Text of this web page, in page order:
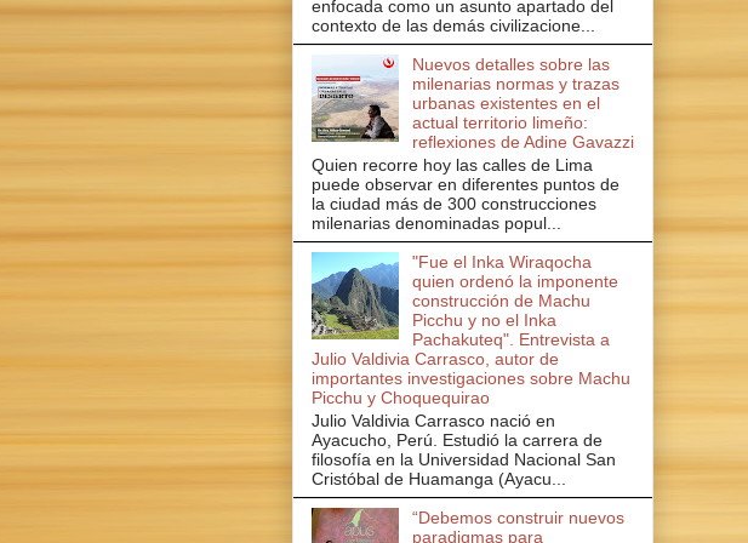
enfocada como un asunto apartado del
contexto de las demás civilizacione...
Nuevos detalles sobre las
milenarias normas y trazas
urbanas existentes en el
actual territorio limeño:
reflexiones de Adine Gavazzi
Quien recorre hoy las calles de Lima
puede observar en diferentes puntos de
la ciudad más de 300 construcciones
milenarias denominadas popul...
"Fue el Inka Wiraqocha
quien ordenó la imponente
construcción de Machu
Picchu y no el Inka
Pachakuteq". Entrevista a
Julio Valdivia Carrasco, autor de
importantes investigaciones sobre Machu
Picchu y Choquequirao
Julio Valdivia Carrasco nació en
Ayacucho, Perú. Estudió la carrera de
filosofía en la Universidad Nacional San
Cristóbal de Huamanga (Ayacu...
“Debemos construir nuevos
paradigmas para